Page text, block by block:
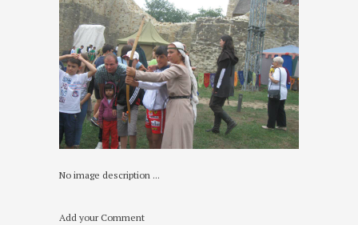
No image description ...
Add your Comment